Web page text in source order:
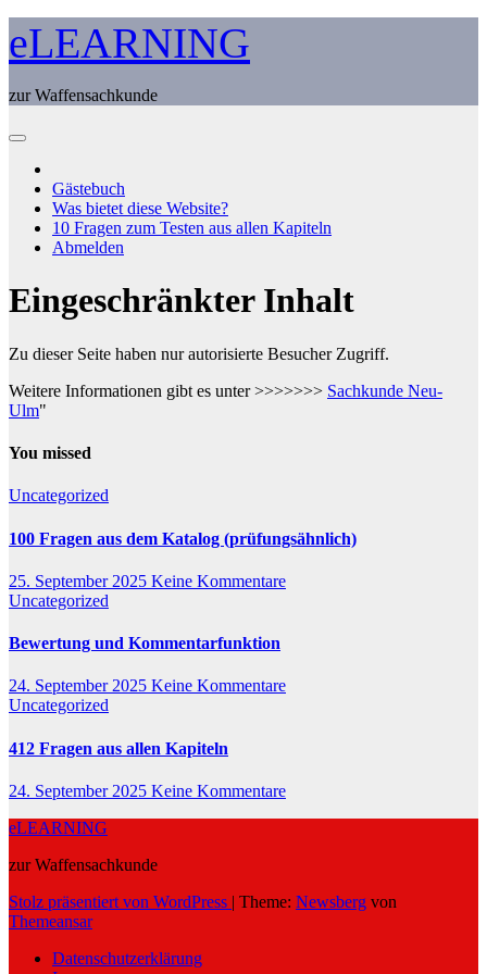
Zum
Inhalt
springen
eLEARNING
zur Waffensachkunde
Gästebuch
Was bietet diese Website?
10 Fragen zum Testen aus allen Kapiteln
Abmelden
Eingeschränkter Inhalt
Zu dieser Seite haben nur autorisierte Besucher Zugriff.
Weitere Informationen gibt es unter >>>>>>> Sachkunde Neu-
Ulm"
You missed
Uncategorized
100 Fragen aus dem Katalog (prüfungsähnlich)
25. September 2025 Keine Kommentare
Uncategorized
Bewertung und Kommentarfunktion
24. September 2025 Keine Kommentare
Uncategorized
412 Fragen aus allen Kapiteln
24. September 2025 Keine Kommentare
eLEARNING
zur Waffensachkunde
Stolz präsentiert von WordPress | Theme: Newsberg von
Themeansar
Datenschutzerklärung